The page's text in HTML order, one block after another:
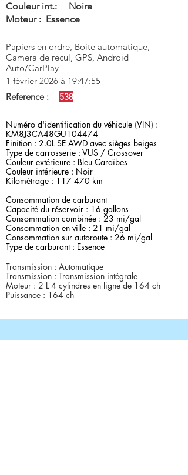
Couleur int.:
Noire
Moteur : Essence
Papiers en ordre, Boite automatique,
Camera de recul, GPS, Android
Auto/CarPlay
1 février 2026 à 19:47:55
Reference :
538
Numéro d'identification du véhicule (VIN) :
KM8J3CA48GU104474
Finition : 2.0L SE AWD avec sièges beiges
Type de carrosserie : VUS / Crossover
Couleur extérieure : Bleu Caraïbes
Couleur intérieure : Noir
Kilométrage : 117 470 km
Consommation de carburant
Capacité du réservoir : 16 gallons
Consommation combinée : 23 mi/gal
Consommation en ville : 21 mi/gal
Consommation sur autoroute : 26 mi/gal
Type de carburant : Essence
Transmission : Automatique
Transmission : Transmission intégrale
Moteur : 2 L 4 cylindres en ligne de 164 ch
Puissance : 164 ch